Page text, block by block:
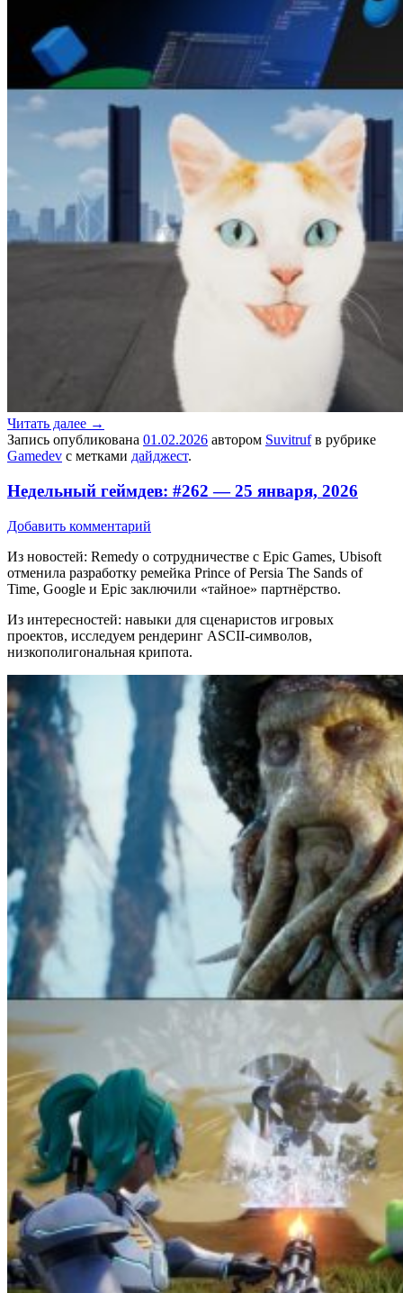
Читать далее →
Запись опубликована 01.02.2026 автором Suvitrufв рубрике
Gamedev с метками дайджест.
Недельный геймдев: #262 — 25 января, 2026
Добавить комментарий
Из новостей: Remedy о сотрудничестве с Epic Games, Ubisoft
отменила разработку ремейка Prince of Persia The Sands of
Time, Google и Epic заключили «тайное» партнёрство.
Из интересностей: навыки для сценаристов игровых
проектов, исследуем рендеринг ASCII-символов,
низкополигональная крипота.